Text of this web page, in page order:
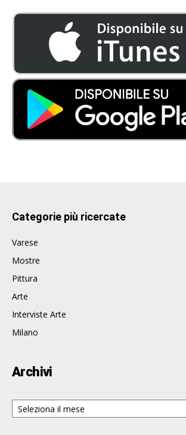
Categorie più ricercate
Varese
Mostre
Pittura
Arte
Interviste Arte
Milano
Archivi
Archivi